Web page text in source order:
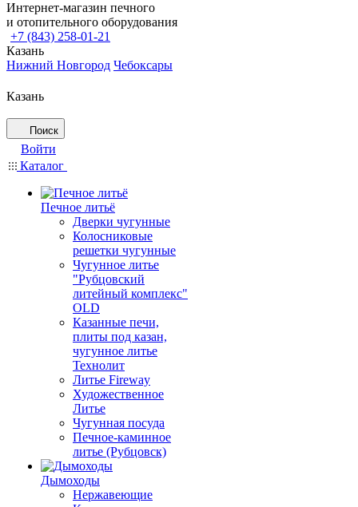
Интернет-магазин печного
и отопительного оборудования
+7 (843) 258-01-21
Казань
Нижний Новгород Чебоксары
Казань
Поиск
Войти
Каталог
Печное литьё
Дверки чугунные
Колосниковые
решетки чугунные
Чугунное литье
"Рубцовский
литейный комплекс"
OLD
Казанные печи,
плиты под казан,
чугунное литье
Технолит
Литье Fireway
Художественное
Литье
Чугунная посуда
Печное-каминное
литье (Рубцовск)
Дымоходы
Нержавеющие